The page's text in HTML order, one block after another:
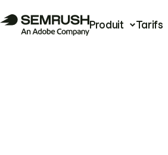
Produit Tarifs